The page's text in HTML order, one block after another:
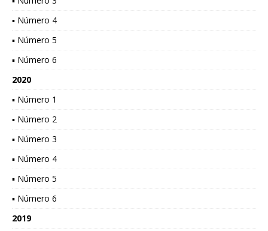
▪ Número 4
▪ Número 5
▪ Número 6
2020
▪ Número 1
▪ Número 2
▪ Número 3
▪ Número 4
▪ Número 5
▪ Número 6
2019